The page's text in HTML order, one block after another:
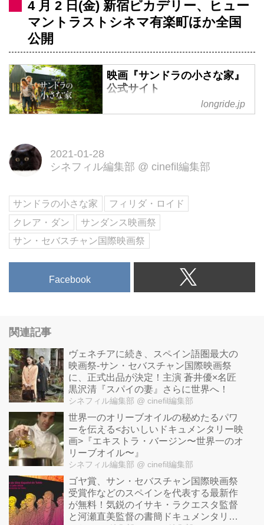
4 月 2 日(金) 新宿ピカデリー、ヒュー
マントラストシネマ有楽町ほか全国
公開
映画『サンドラの小さな家』
公式サイト
『マンマ・ミーア！』フィリダ・
ドン映画祭正式出品。クレア・ダ
カデリー、ヒューマントラストシ
ネマ有楽町ほか全国公開
longride.jp
2021-01-28
シネフィル編集部 @ cinefil編集部
サンドラの小さな家
フィリダ・ロイド
クレア・ダン
サンダンス映画祭
サン・セバスチャン国際映画祭
Facebook
関連記事
ヴェネチアに続き、スペイン語圏最大の
映画祭-サン・セバスチャン国際映画祭
に、正式出品が決定！主演 蒼井優×名匠
黒沢清『スパイの妻』さらに世界へ！
シネフィル編集部 @ cinefil編集部
世界一のオリーブオイルの秘めたるパワ
ーを伝える<おいしいドキュメンタリー映
画>『エキストラ・バージン〜世界一のオ
リーブオイル〜』
シネフィル編集部 @ cinefil編集部
ゴヤ賞、サン・セバスチャン国際映画祭
受賞作などのスペインを代表する最新作
が無料！気鋭のイサキ・ラクエスタ監督
と河瀬直美監督の書簡ドキュメンタリー